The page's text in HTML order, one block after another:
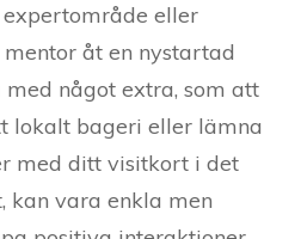
eller
åt en nystartad
något extra, som att
lokalt bageri eller lämna
med ditt visitkort i det
kan vara enkla men